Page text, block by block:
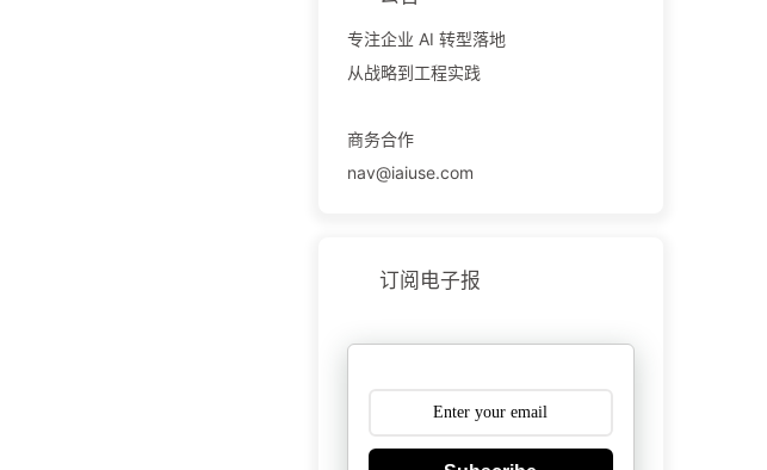
专注企业 AI 转型落地
从战略到工程实践
商务合作
nav@iaiuse.com
订阅电子报